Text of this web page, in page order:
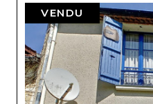
VENDU